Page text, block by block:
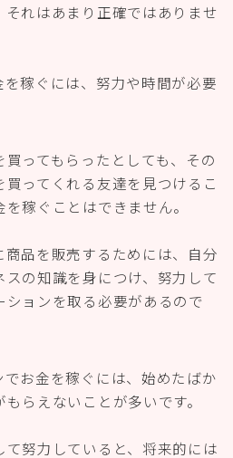
れはあまり正確ではありませ
稼ぐには、努力や時間が必要
ってもらったとしても、その
ってくれる友達を見つけるこ
稼ぐことはできません。
品を販売するためには、自分
の知識を身につけ、努力して
ョンを取る必要があるので
お金を稼ぐには、始めたばか
らえないことが多いです。
て努力していると、将来的には